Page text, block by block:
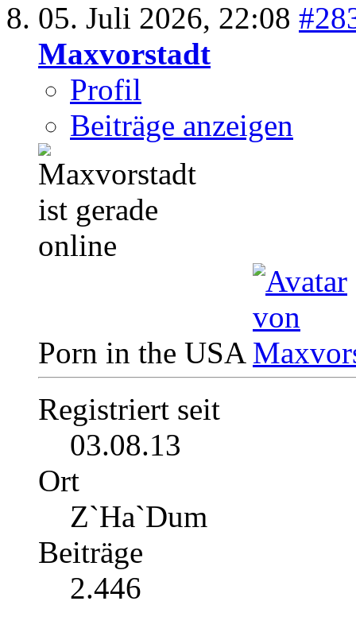
05. Juli 2026, 22:08
Maxvorstadt
Profil
Beiträge anzeigen
Porn in the USA
Registriert seit
03.08.13
Ort
Z`Ha`Dum
Beiträge
2.446